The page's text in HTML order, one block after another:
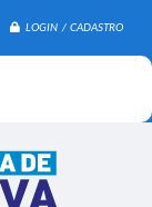
LOGIN / CADASTRO